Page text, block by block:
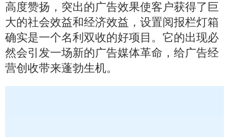
高度赞扬，突出的广告效果使客户获得了巨
大的社会效益和经济效益，设置阅报栏灯箱
确实是一个名利双收的好项目。它的出现必
然会引发一场新的广告媒体革命，给广告经
营创收带来蓬勃生机。